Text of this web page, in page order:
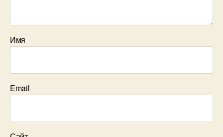
Имя
Email